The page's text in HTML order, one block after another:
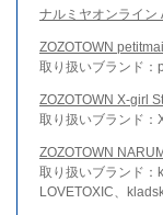
ナルミヤオンライン
ZOZOTOWN
取り扱いブランド：
ZOZOTOWN X-girl
取り扱いブランド
ZOZOTOWN
取り扱いブランド：
LOVETOXIC、